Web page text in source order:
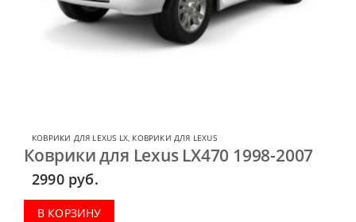
КОВРИКИ ДЛЯ LEXUS LX, КОВРИКИ ДЛЯ LEXUS
Коврики для Lexus LX470 1998-2007
2990 руб.
В КОРЗИНУ